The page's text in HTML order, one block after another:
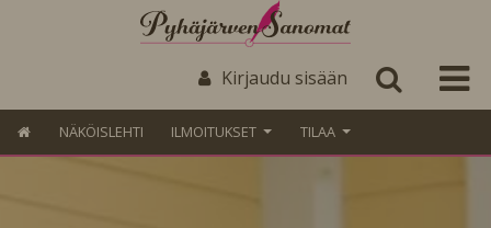
Kirjaudu sisään
NÄKÖISLEHTI ILMOITUKSET TILAA